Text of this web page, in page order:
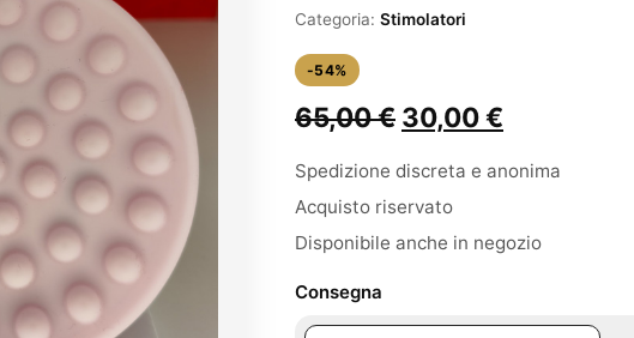
Categoria: Stimolatori
-54%
65,00€ Il
prezzo
originale
era:
30,00€
prezzo
è:
Spedizione discreta e anonima
Acquisto riservato
Disponibile anche in negozio
Consegna